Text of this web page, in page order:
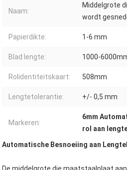
Naam:
Middelgrote
wordt
Papierdikte: 1-6 mm
Blad lengte: 1000-
Rolidentiteitskaart: 508mm
Lengtetolerantie: +/- 0,5 mm
Markeren:
6mm
rol aan
Automatische Besnoeiing aan
De middelgrote die maatstaalplaat